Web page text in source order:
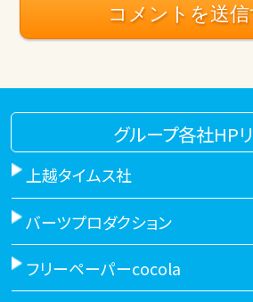
グループ各社HP
上越タイムス社
バーツプロダクション
フリーペーパーcocola